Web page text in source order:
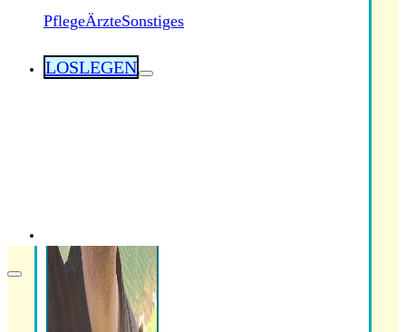
PflegeÄrzteSonstiges
LOSLEGEN